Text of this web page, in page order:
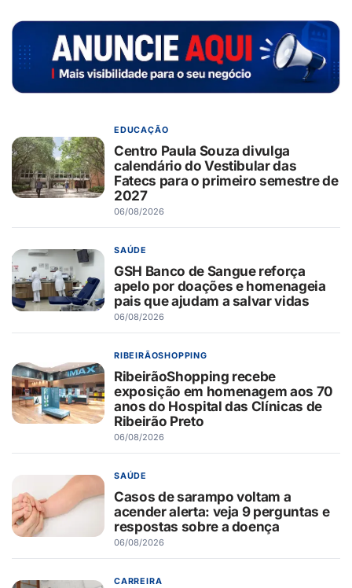
EDUCAÇÃO
Centro Paula Souza divulga
calendário do Vestibular das
Fatecs para o primeiro semestre de
2027
06/08/2026
SAÚDE
GSH Banco de Sangue reforça
apelo por doações e homenageia
pais que ajudam a salvar vidas
06/08/2026
RIBEIRÃOSHOPPING
RibeirãoShopping recebe
exposição em homenagem aos 70
anos do Hospital das Clínicas de
Ribeirão Preto
06/08/2026
SAÚDE
Casos de sarampo voltam a
acender alerta: veja 9 perguntas e
respostas sobre a doença
06/08/2026
CARREIRA